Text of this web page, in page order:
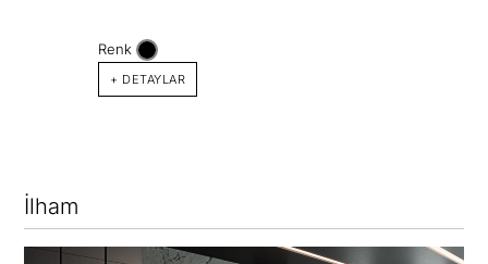
Renk
+ DETAYLAR
İlham